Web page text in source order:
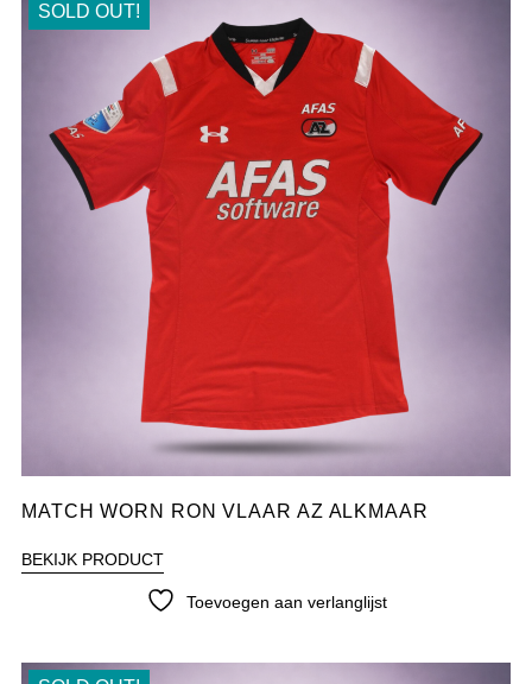
SOLD OUT!
MATCH WORN RON VLAAR AZ ALKMAAR
BEKIJK PRODUCT
Toevoegen aan verlanglijst